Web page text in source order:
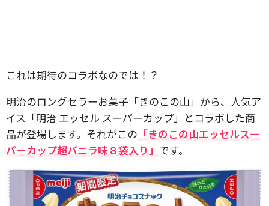
これは期待のコラボなのでは！？
明治のロングセラーお菓子「きのこの山」から、人気ア
イス「明治 エッセル スーパーカップ」とコラボした商
品が登場します。それがこの 「きのこの山エッセルスー
パーカップ超バニラ味８袋入り」 です。